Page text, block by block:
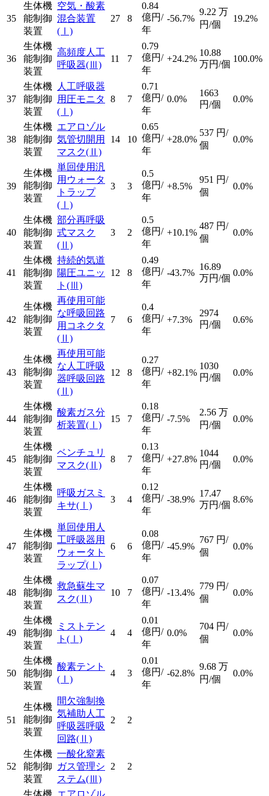
35
生体機
能制御
装置
空気・酸素
混合装置
(Ⅰ)
27 8
0.84
億円/
年
-56.7%
9.22 万
円/個
19.2%
36
生体機
能制御
装置
高頻度人工
呼吸器(Ⅲ)
11 7
0.79
億円/
年
+24.2%
10.88
万円/個
100.0%
37
生体機
能制御
装置
人工呼吸器
用圧モニタ
(Ⅰ)
8 7
0.71
億円/
年
0.0%
1663
円/個
0.0%
38
生体機
能制御
装置
エアロゾル
気管切開用
マスク(Ⅱ)
14 10
0.65
億円/
年
+28.0%
537 円/
個
0.0%
39
生体機
能制御
装置
単回使用汎
用ウォータ
トラップ
(Ⅰ)
3 3
0.5
億円/
年
+8.5%
951 円/
個
0.0%
40
生体機
能制御
装置
部分再呼吸
式マスク
(Ⅱ)
3 2
0.5
億円/
年
+10.1%
487 円/
個
0.0%
41
生体機
能制御
装置
持続的気道
陽圧ユニッ
ト (Ⅲ)
12 8
0.49
億円/
年
-43.7%
16.89
万円/個
0.0%
42
生体機
能制御
装置
再使用可能
な呼吸回路
用コネクタ
(Ⅱ)
7 6
0.4
億円/
年
+7.3%
2974
円/個
0.6%
43
生体機
能制御
装置
再使用可能
な人工呼吸
器呼吸回路
(Ⅱ)
12 8
0.27
億円/
年
+82.1%
1030
円/個
0.0%
44
生体機
能制御
装置
酸素ガス分
析装置(Ⅰ)
15 7
0.18
億円/
年
-7.5%
2.56 万
円/個
0.0%
45
生体機
能制御
装置
ベンチュリ
マスク(Ⅱ)
8 7
0.13
億円/
年
+27.8%
1044
円/個
0.0%
46
生体機
能制御
装置
呼吸ガスミ
キサ(Ⅰ)
3 4
0.12
億円/
年
-38.9%
17.47
万円/個
8.6%
47
生体機
能制御
装置
単回使用人
工呼吸器用
ウォータト
ラップ(Ⅰ)
6 6
0.08
億円/
年
-45.9%
767 円/
個
0.0%
48
生体機
能制御
装置
救急蘇生マ
スク(Ⅱ)
10 7
0.07
億円/
年
-13.4%
779 円/
個
0.0%
49
生体機
能制御
装置
ミストテン
ト (Ⅰ)
4 4
0.01
億円/
年
0.0%
704 円/
個
0.0%
50
生体機
能制御
装置
酸素テント
(Ⅰ)
4 3
0.01
億円/
年
-62.8%
9.68 万
円/個
0.0%
51
生体機
能制御
装置
間欠強制換
気補助人工
呼吸器呼吸
回路(Ⅱ)
2 2
52
生体機
能制御
装置
一酸化窒素
ガス管理シ
ステム(Ⅲ)
2 2